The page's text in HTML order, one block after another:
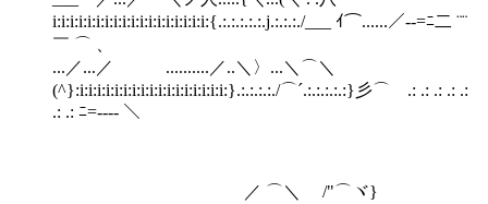
i:i:i:i:i:i:i:i:i:i:i:i:i:i:i:i:i:i:{.:.:.:.:.:.j.:.:.:./___ ｲ⌒......／--=ﾆ二 ¨¨
￣ ⌒ 、
...／...／ ..........／..＼〉...＼⌒＼
(^}:i:i:i:i:i:i:i:i:i:i:i:i:i:i:i:i:i:}.:.:.:.:./⌒´.:.:.:.:.:}彡⌒ .: .: .: .: .:
.: .: ﾆ=---- ＼
／ ⌒＼ /"⌒ヾ}